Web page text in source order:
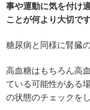
事や運動に気を付け
ことが何より大切です
糖尿病と同様に腎臓
高血糖はもちろん高
ている可能性がある
の状態のチェックを